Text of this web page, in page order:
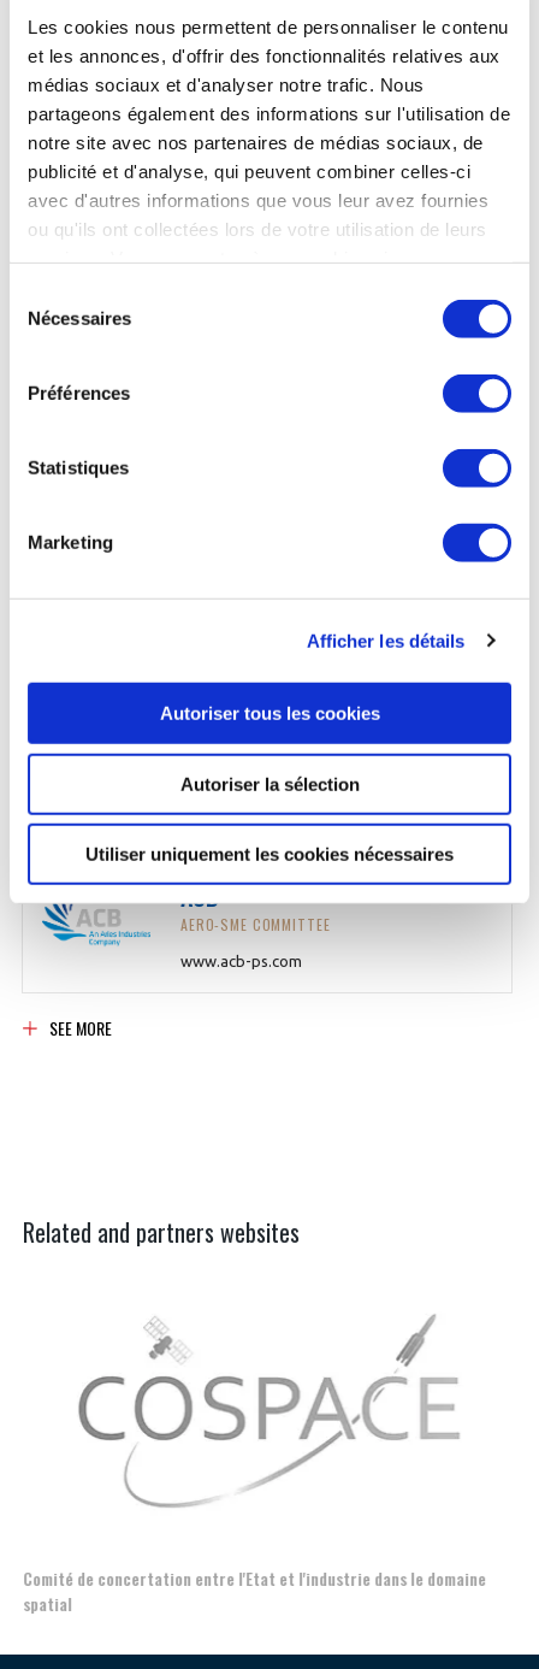
Les cookies nous permettent de personnaliser le contenu
et les annonces, d'offrir des fonctionnalités relatives aux
médias sociaux et d'analyser notre trafic. Nous
partageons également des informations sur l'utilisation de
notre site avec nos partenaires de médias sociaux, de
publicité et d'analyse, qui peuvent combiner celles-ci
avec d'autres informations que vous leur avez fournies
ou qu'ils ont collectées lors de votre utilisation de leurs
Nécessaires
Préférences
Statistiques
Marketing
Afficher les détails
Autoriser tous les cookies
Autoriser la sélection
Utiliser uniquement les cookies nécessaires
AAS INDUSTRIES
AERO-SME COMMITTEE
www.aas-industries.fr
ABC
AERO-SME COMMITTEE
www.abmi-engineering.com
AC DISMANTLING
ACB
AERO-SME COMMITTEE
www.acb-ps.com
SEE MORE
Related and partners websites
Comité de concertation entre l'Etat et l'industrie dans le domaine
spatial